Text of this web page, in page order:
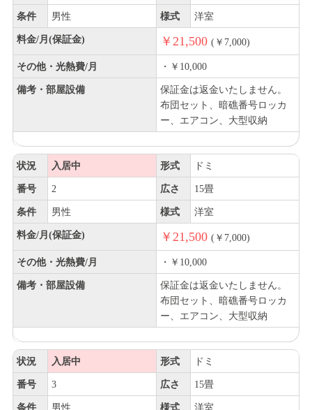
条件 男性 様式 洋室
料金/月(保証金) ￥21,500 (￥7,000)
その他・光熱費/月 ・￥10,000
備考・部屋設備
保証金は返金いたしません。
布団セット、暗礁番号ロッカ
ー、エアコン、大型収納
状況 入居中 形式 ドミ
番号 2 広さ 15畳
条件 男性 様式 洋室
料金/月(保証金) ￥21,500 (￥7,000)
その他・光熱費/月 ・￥10,000
備考・部屋設備
保証金は返金いたしません。
布団セット、暗礁番号ロッカ
ー、エアコン、大型収納
状況 入居中 形式 ドミ
番号 3 広さ 15畳
条件 男性 様式 洋室